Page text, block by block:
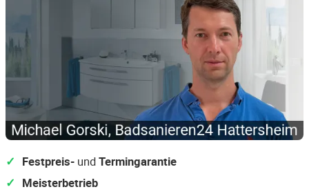
Festpreis- undTermingarantie
Meisterbetrieb